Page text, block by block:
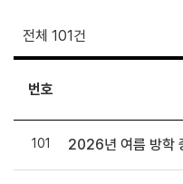
전체 101건
번호
101